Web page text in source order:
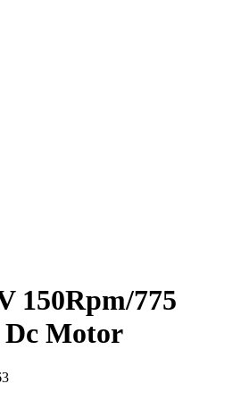
150Rpm/775
Motor